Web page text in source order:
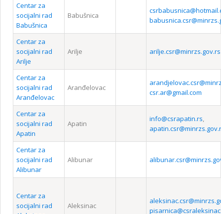
Centar za
socijalni rad
Babušnica
Babušnica
Centar za
socijalni rad
Arilje
Arilje arilje.csr@minrzs.gov.rs
Centar za
socijalni rad
Aranđelovac
Aranđelovac
csr.ar@gmail.com
Centar za
socijalni rad
Apatin
Apatin
info@csrapatin.rs,
Centar za
socijalni rad
Alibunar
Alibunar
Centar za
socijalni rad
Aleksinac